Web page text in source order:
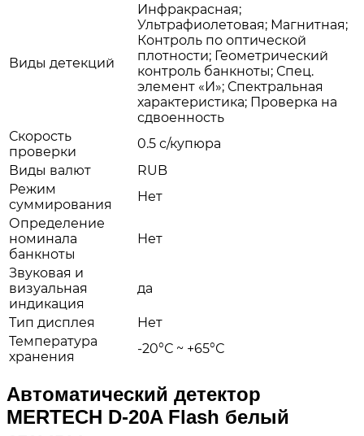
Виды детекций
Инфракрасная;
Ультрафиолетовая; Магнитная;
Контроль по оптической
плотности; Геометрический
контроль банкноты; Спец.
элемент «И»; Спектральная
характеристика; Проверка на
сдвоенность
Скорость
проверки
0.5 с/купюра
Виды валют
RUB
Режим
суммирования
Нет
Определение
номинала
банкноты
Нет
Звуковая и
визуальная
индикация
да
Тип дисплея
Нет
Температура
хранения
-20°С ~ +65°С
Автоматический детектор
MERTECH D-20A Flash белый